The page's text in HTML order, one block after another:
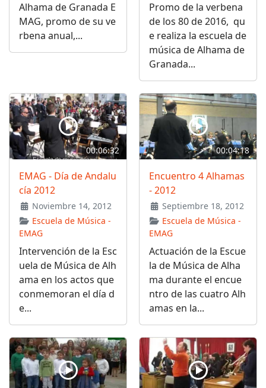
Alhama de Granada E
MAG, promo de su ve
rbena anual,...
Promo de la verbena
de los 80 de 2016, qu
e realiza la escuela de
música de Alhama de
Granada...
00:06:32
EMAG - Día de Andalu
cía 2012
Noviembre 14, 2012
Escuela de Música -
EMAG
Intervención de la Esc
uela de Música de Alh
ama en los actos que
conmemoran el día d
e...
00:04:18
Encuentro 4 Alhamas
- 2012
Septiembre 18, 2012
Escuela de Música -
EMAG
Actuación de la Escue
la de Música de Alha
ma durante el encue
ntro de las cuatro Alh
amas en la...